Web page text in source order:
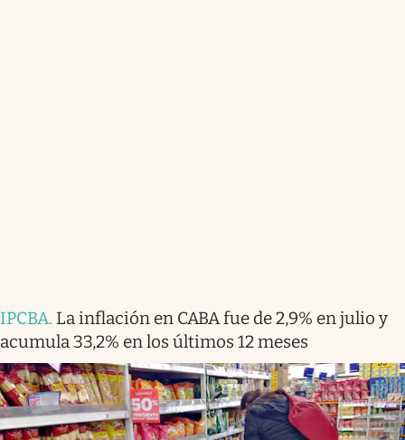
IPCBA. La inflación en CABA fue de 2,9% en julio y
acumula 33,2% en los últimos 12 meses